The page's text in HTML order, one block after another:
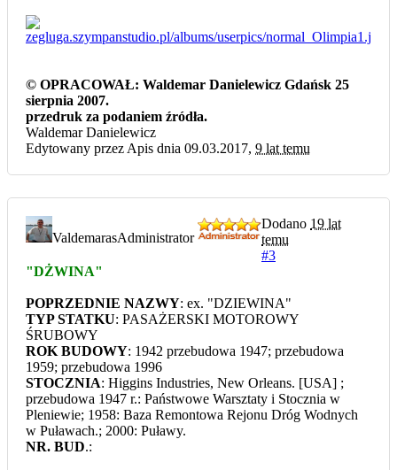
© OPRACOWAŁ: Waldemar Danielewicz Gdańsk 25
sierpnia 2007.
przedruk za podaniem źródła.
Waldemar Danielewicz
Edytowany przez Apis dnia 09.03.2017, 9 lat temu
ValdemarasAdministrator
Dodano 19 lat
temu
#3
"DŻWINA"
POPRZEDNIE NAZWY: ex. "DZIEWINA"
TYP STATKU: PASAŻERSKI MOTOROWY
ŚRUBOWY
ROK BUDOWY: 1942 przebudowa 1947; przebudowa
1959; przebudowa 1996
STOCZNIA: Higgins Industries, New Orleans. [USA] ;
przebudowa 1947 r.: Państwowe Warsztaty i Stocznia w
Pleniewie; 1958: Baza Remontowa Rejonu Dróg Wodnych
w Puławach.; 2000: Puławy.
NR. BUD.: